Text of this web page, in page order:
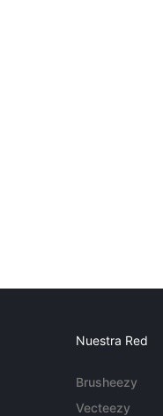
Nuestra Red
Brusheezy
Vecteezy